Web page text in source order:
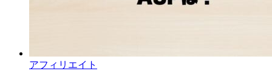
アフィリエイト